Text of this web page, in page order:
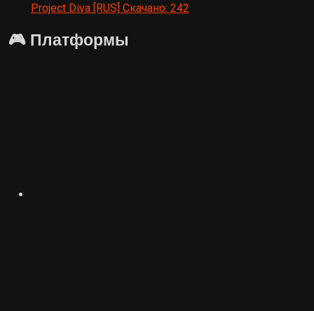
Project Diva [RUS] Скачано: 242
🎮 Платформы